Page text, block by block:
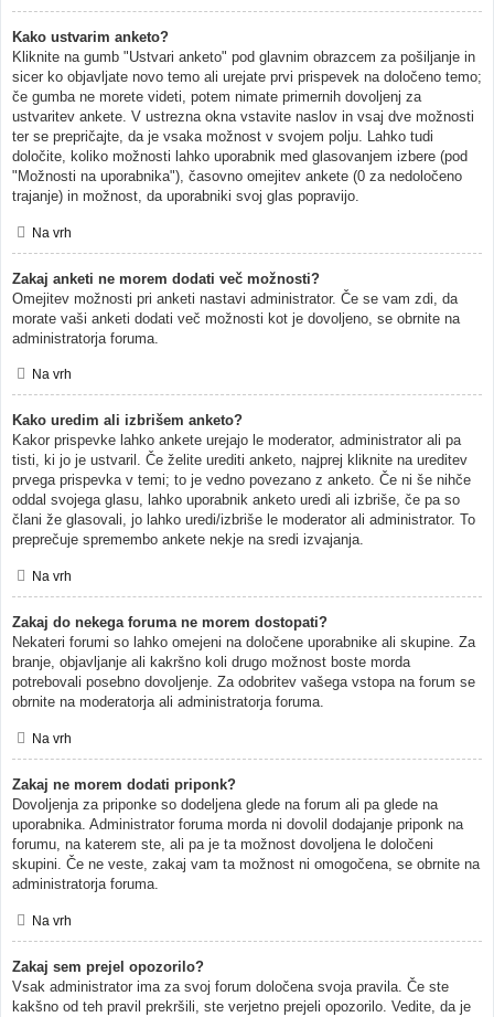
Kako ustvarim anketo?
Kliknite na gumb "Ustvari anketo" pod glavnim obrazcem za pošiljanje in
sicer ko objavljate novo temo ali urejate prvi prispevek na določeno temo;
če gumba ne morete videti, potem nimate primernih dovoljenj za
ustvaritev ankete. V ustrezna okna vstavite naslov in vsaj dve možnosti
ter se prepričajte, da je vsaka možnost v svojem polju. Lahko tudi
določite, koliko možnosti lahko uporabnik med glasovanjem izbere (pod
"Možnosti na uporabnika"), časovno omejitev ankete (0 za nedoločeno
trajanje) in možnost, da uporabniki svoj glas popravijo.
Na vrh
Zakaj anketi ne morem dodati več možnosti?
Omejitev možnosti pri anketi nastavi administrator. Če se vam zdi, da
morate vaši anketi dodati več možnosti kot je dovoljeno, se obrnite na
administratorja foruma.
Na vrh
Kako uredim ali izbrišem anketo?
Kakor prispevke lahko ankete urejajo le moderator, administrator ali pa
tisti, ki jo je ustvaril. Če želite urediti anketo, najprej kliknite na ureditev
prvega prispevka v temi; to je vedno povezano z anketo. Če ni še nihče
oddal svojega glasu, lahko uporabnik anketo uredi ali izbriše, če pa so
člani že glasovali, jo lahko uredi/izbriše le moderator ali administrator. To
preprečuje spremembo ankete nekje na sredi izvajanja.
Na vrh
Zakaj do nekega foruma ne morem dostopati?
Nekateri forumi so lahko omejeni na določene uporabnike ali skupine. Za
branje, objavljanje ali kakršno koli drugo možnost boste morda
potrebovali posebno dovoljenje. Za odobritev vašega vstopa na forum se
obrnite na moderatorja ali administratorja foruma.
Na vrh
Zakaj ne morem dodati priponk?
Dovoljenja za priponke so dodeljena glede na forum ali pa glede na
uporabnika. Administrator foruma morda ni dovolil dodajanje priponk na
forumu, na katerem ste, ali pa je ta možnost dovoljena le določeni
skupini. Če ne veste, zakaj vam ta možnost ni omogočena, se obrnite na
administratorja foruma.
Na vrh
Zakaj sem prejel opozorilo?
Vsak administrator ima za svoj forum določena svoja pravila. Če ste
kakšno od teh pravil prekršili, ste verjetno prejeli opozorilo. Vedite, da je